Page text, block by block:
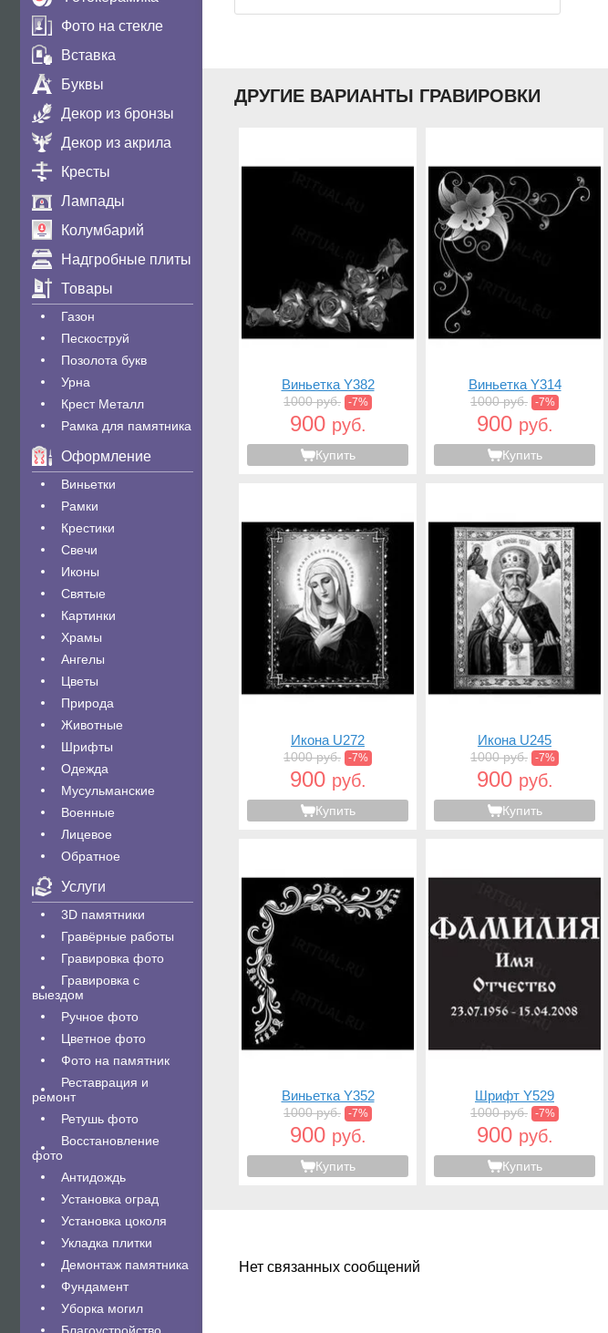
Фото на стекле
Вставка
Буквы
Декор из бронзы
Декор из акрила
Кресты
Лампады
Колумбарий
Надгробные плиты
Товары
Газон
Пескоструй
Позолота букв
Урна
Крест Металл
Рамка для памятника
Оформление
Виньетки
Рамки
Крестики
Свечи
Иконы
Святые
Картинки
Храмы
Ангелы
Цветы
Природа
Животные
Шрифты
Одежда
Мусульманские
Военные
Лицевое
Обратное
Услуги
3D памятники
Гравëрные работы
Гравировка фото
Гравировка с
выездом
Ручное фото
Цветное фото
Фото на памятник
Реставрация и
ремонт
Ретушь фото
Восстановление
фото
Антидождь
Установка оград
Установка цоколя
Укладка плитки
Демонтаж памятника
Фундамент
Уборка могил
ДРУГИЕ ВАРИАНТЫ ГРАВИРОВКИ
Виньетка Y382
1000 руб. -7%
900 руб.
Купить
Виньетка Y314
1000 руб. -7%
900 руб.
Купить
Икона U272
1000 руб. -7%
900 руб.
Купить
Икона U245
1000 руб. -7%
900 руб.
Купить
Виньетка Y352
1000 руб. -7%
900 руб.
Купить
Шрифт Y529
1000 руб. -7%
900 руб.
Купить
Нет связанных сообщений